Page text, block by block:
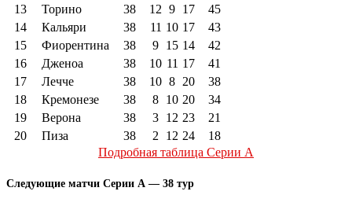
13
Торино 38 12 9 17
45
14
Кальяри 38 11 10 17
43
15
Фиорентина 38 9 15 14
42
16
Дженоа 38 10 11 17
41
17
Лечче 38 10 8 20
38
18
Кремонезе 38 8 10 20
34
19
Верона 38 3 12 23
21
20
Пиза 38 2 12 24
18
Подробная таблица Серии А
Следующие матчи Серии А — 38 тур